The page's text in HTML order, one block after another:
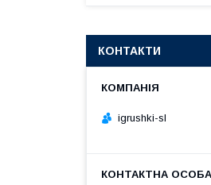
КОНТАКТИ
igrushki-sl